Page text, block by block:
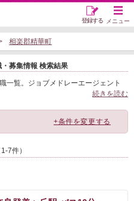
メニュー
登録する
相楽郡精華町
募集情報 検索結果
一覧。ジョブメドレーエージェント
続きを読む
+条件を変更する
7件）